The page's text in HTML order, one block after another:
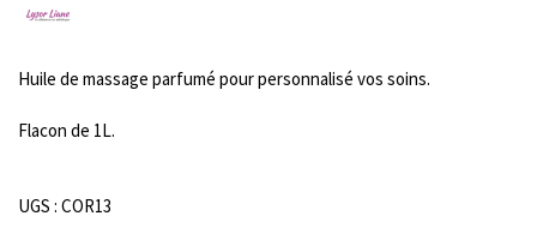
Huile de massage parfumé pour personnalisé vos soins.
Flacon de 1L.
UGS : COR13